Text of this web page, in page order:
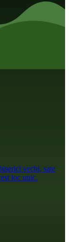
vechi, sate
loc unic.